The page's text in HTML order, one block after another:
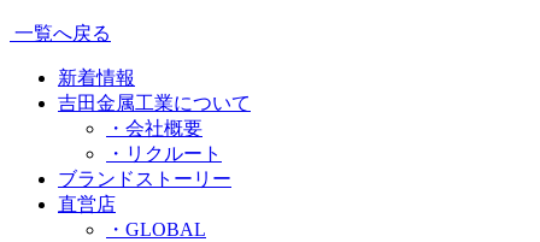
一覧へ戻る
新着情報
吉田金属工業について
・会社概要
・リクルート
ブランドストーリー
直営店
・GLOBAL